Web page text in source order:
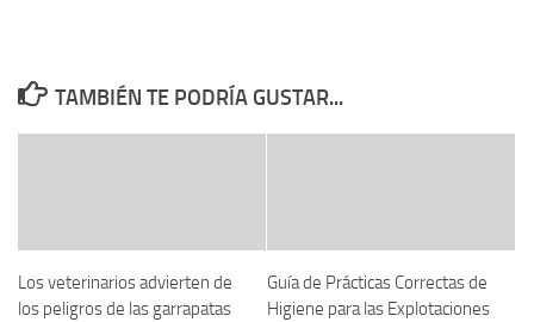
TAMBIÉN TE PODRÍA GUSTAR...
Los veterinarios advierten de
los peligros de las garrapatas
Guía de Prácticas Correctas de
Higiene para las Explotaciones